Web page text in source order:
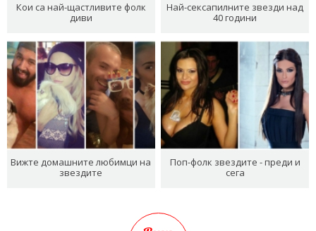
Кои са най-щастливите фолк
диви
Най-сексапилните звезди над
40 години
Вижте домашните любимци на
звездите
Поп-фолк звездите - преди и
сега